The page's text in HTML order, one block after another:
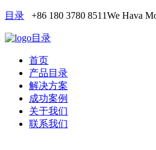
目录 +86 180 3780 8511We Hava
目录
首页
产品目录
解决方案
成功案例
关于我们
联系我们